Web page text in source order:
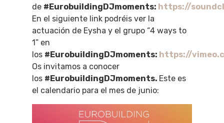
de #EurobuildingDJmoments: https://
En el siguiente link podréis ver la
actuación de Eysha y el grupo “4 ways to
1” en
los #EurobuildingDJmoments: https://
Os invitamos a conocer
los #EurobuildingDJmoments. Este es
el calendario para el mes de junio: